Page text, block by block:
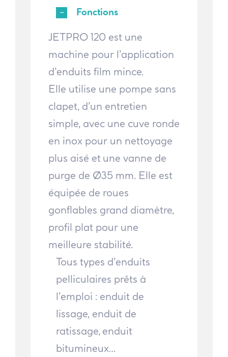
Fonctions
JETPRO 120 est une
machine pour l’application
d’enduits film mince.
Elle utilise une pompe sans
clapet, d’un entretien
simple, avec une cuve ronde
en inox pour un nettoyage
plus aisé et une vanne de
purge de Ø35 mm. Elle est
équipée de roues
gonflables grand diamètre,
profil plat pour une
meilleure stabilité.
Tous types d’enduits
pelliculaires prêts à
l’emploi : enduit de
lissage, enduit de
ratissage, enduit
bitumineux…